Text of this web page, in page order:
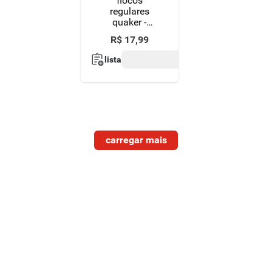
regulares
quaker -
embalagem
econômica
R$ 17,99
lista